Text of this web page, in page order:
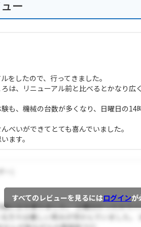
ー
をしたので、行ってきました。
は、リニューアル前と比べるとかなり
も、機械の台数が多くなり、日曜日の
べいができてとても喜んでいました。
ます。
すべてのレビューを見るにはログインが